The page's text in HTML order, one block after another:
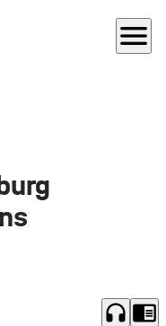
menu
headphones chrome_reader_mode